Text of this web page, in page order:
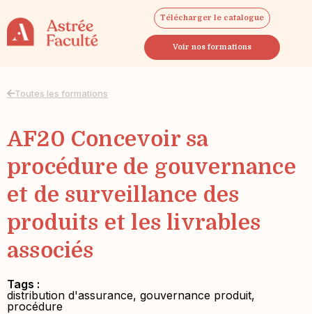
Télécharger le catalogue
Voir nos formations
Toutes les formations
AF20 Concevoir sa
procédure de gouvernance
et de surveillance des
produits et les livrables
associés
Tags :
distribution d'assurance, gouvernance produit,
procédure